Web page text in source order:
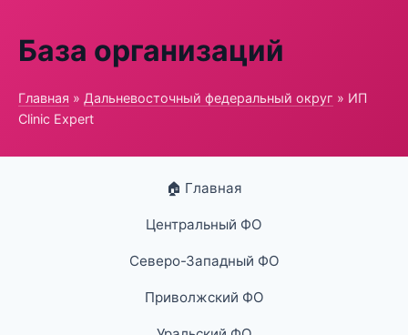
База организаций
Главная » Дальневосточный федеральный округ » ИП
Clinic Expert
🏠 Главная
Центральный ФО
Северо-Западный ФО
Приволжский ФО